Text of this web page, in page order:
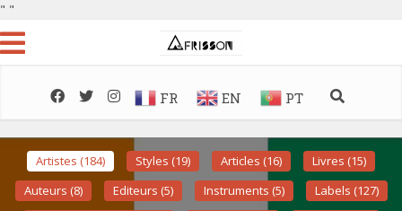
" "
FR EN PT
Artistes (184) Styles (19) Articles (16)
Livres (15)
Auteurs (8)
Editeurs (5) Instruments (5)
Labels (127)